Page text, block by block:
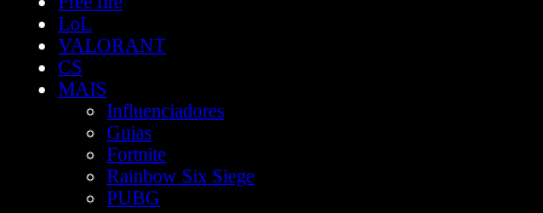
LoL
VALORANT
CS
MAIS
Influenciadores
Guias
Fortnite
Rainbow Six Siege
PUBG